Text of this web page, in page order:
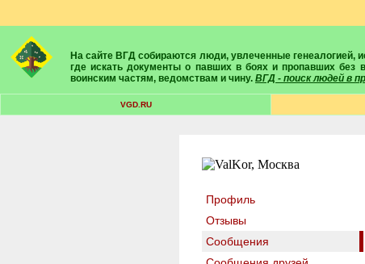
На сайте ВГД собираются люди, увлеченные генеалогией, историей, геральдикой и т.д. Здесь вы найдете собеседников, экспертов, умелых помощников в поисках предков и родственников. Вам подскажут
где искать документы о павших в боях и пропавших без
воинским частям, ведомствам и чину. ВГД - поиск людей в
VGD.RU
Профиль
Отзывы
Сообщения